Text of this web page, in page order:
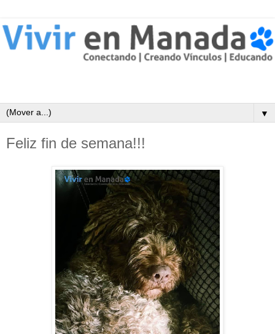
▼
Feliz fin de semana!!!